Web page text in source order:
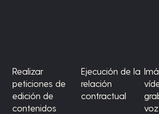
Realizar
peticiones de
edición de
contenidos
Ejecución de la
relación
contractual